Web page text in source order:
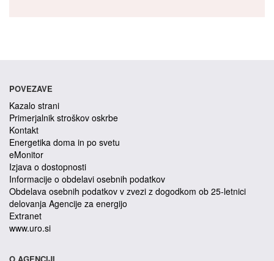
POVEZAVE
Kazalo strani
Primerjalnik stroškov oskrbe
Kontakt
Energetika doma in po svetu
eMonitor
Izjava o dostopnosti
Informacije o obdelavi osebnih podatkov
Obdelava osebnih podatkov v zvezi z dogodkom ob 25-letnici
delovanja Agencije za energijo
Extranet
www.uro.si